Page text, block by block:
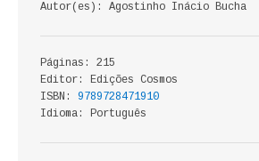
HISTÓRIA
HISTÓRIA DE PORTUGAL
Autor(es): Agostinho Inácio Bucha
Páginas: 215
Editor: Edições Cosmos
ISBN: 9789728471910
Idioma: Português